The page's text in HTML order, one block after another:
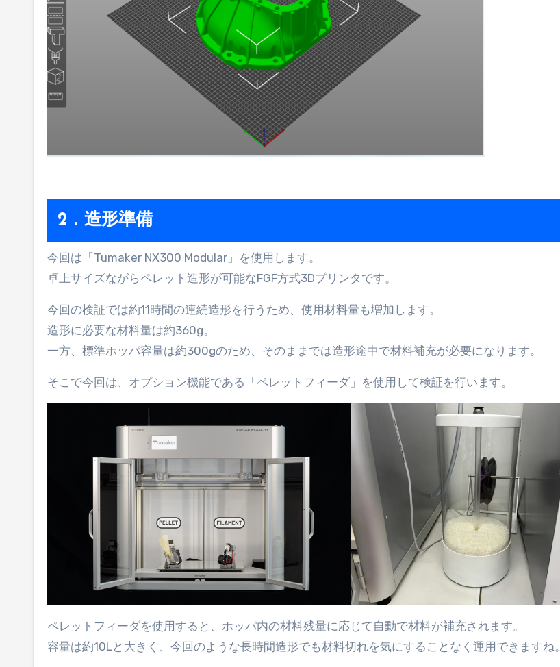
2． 造形準備
今回は「Tumaker NX300 Modular」を使用します。
卓上サイズながらペレット造形が可能なFGF方式3Dプリンタです。
今回の検証では約11時間の連続造形を行うため、使用材料量も増加します。
造形に必要な材料量は約360g。
一方、標準ホッパ容量は約300gのため、そのままでは造形途中で材料補充が必要になります。
そこで今回は、オプション機能である「ペレットフィーダ」を使用して検証を行います。
ペレットフィーダを使用すると、ホッパ内の材料残量に応じて自動で材料が補充されます。
容量は約10Lと大きく、今回のような長時間造形でも材料切れを気にすることなく運用できますね。